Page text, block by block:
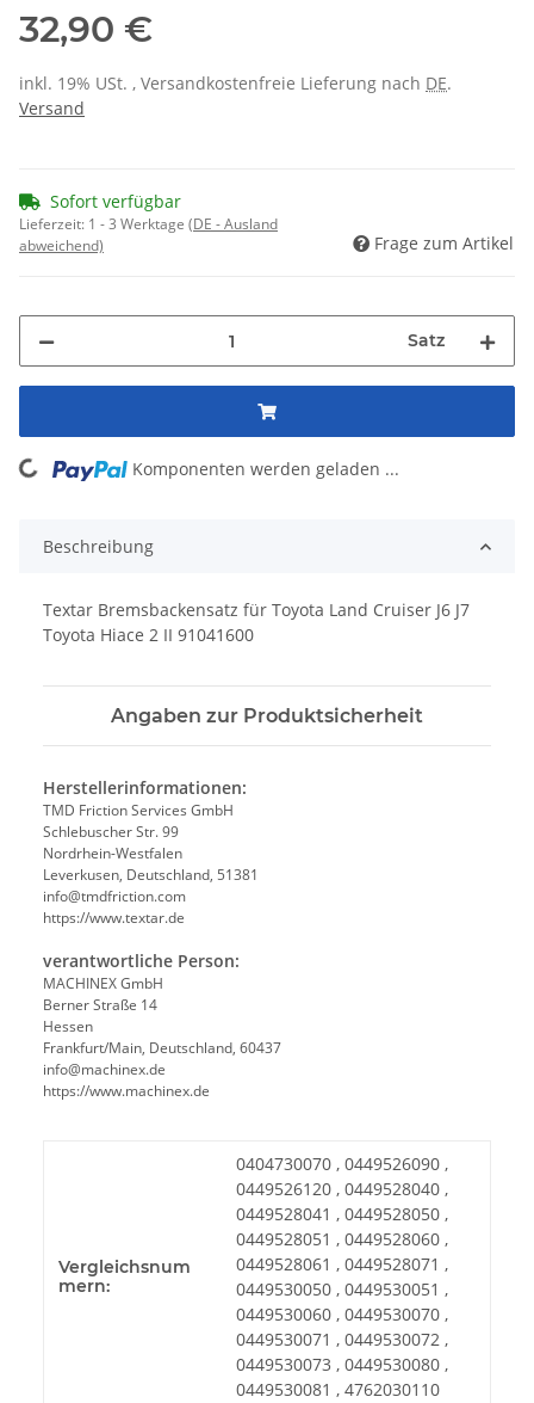
32,90 €
inkl. 19% USt. , Versandkostenfreie Lieferung nach DE.
Versand
Sofort verfügbar
Lieferzeit: 1 - 3 Werktage (DE - Ausland
abweichend)
Frage zum Artikel
Satz
Loading... Komponenten werden geladen ...
Beschreibung
Textar Bremsbackensatz für Toyota Land Cruiser J6 J7
Toyota Hiace 2 II 91041600
Angaben zur Produktsicherheit
Herstellerinformationen:
TMD Friction Services GmbH
Schlebuscher Str. 99
Nordrhein-Westfalen
Leverkusen, Deutschland, 51381
info@tmdfriction.com
https://www.textar.de
verantwortliche Person:
MACHINEX GmbH
Berner Straße 14
Hessen
Frankfurt/Main, Deutschland, 60437
info@machinex.de
https://www.machinex.de
Vergleichsnum
mern:
0404730070 , 0449526090 ,
0449526120 , 0449528040 ,
0449528041 , 0449528050 ,
0449528051 , 0449528060 ,
0449528061 , 0449528071 ,
0449530050 , 0449530051 ,
0449530060 , 0449530070 ,
0449530071 , 0449530072 ,
0449530073 , 0449530080 ,
0449530081 , 4762030110